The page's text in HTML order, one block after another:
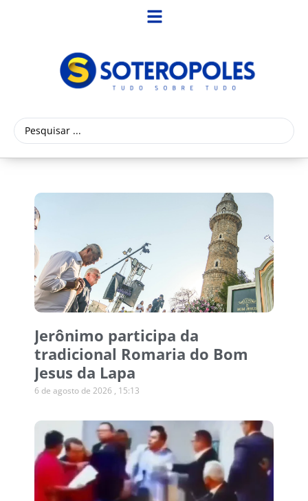
Jerônimo participa da
tradicional Romaria do Bom
Jesus da Lapa
6 de agosto de 2026 15:13